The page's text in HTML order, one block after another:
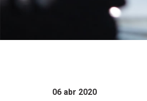
06 abr 2020